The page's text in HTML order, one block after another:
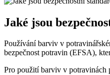
Jaké jsou
Používání barviv v
bezpečnost potravin (EFSA),
Pro použití barviv v